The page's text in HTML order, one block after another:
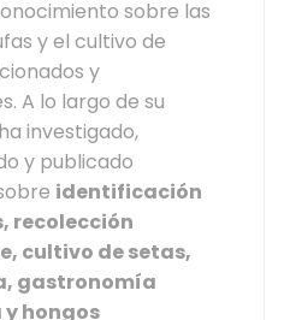
sobre las
y el cultivo de
y
A lo largo de su
investigado,
y publicado
identificación
recolección
cultivo de setas,
gastronomía
hongos